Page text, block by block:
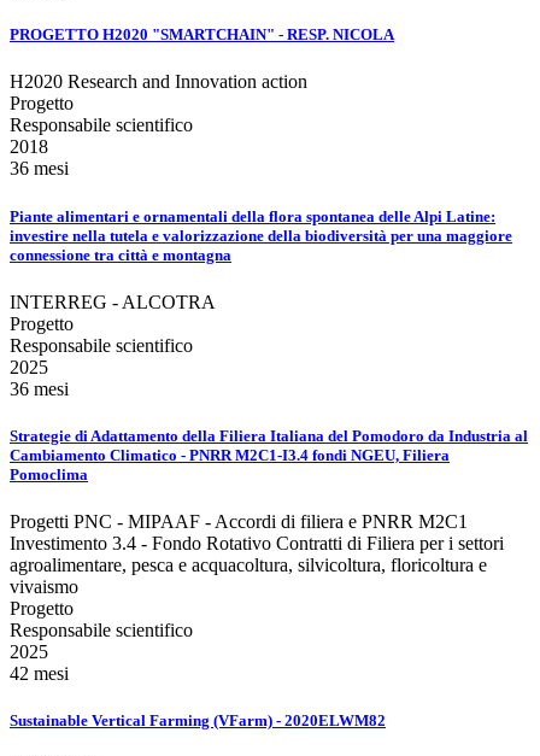
PROGETTO H2020 "SMARTCHAIN" - RESP. NICOLA
H2020 Research and Innovation action
Progetto
Responsabile scientifico
2018
36 mesi
Piante alimentari e ornamentali della flora spontanea delle Alpi Latine:
investire nella tutela e valorizzazione della biodiversità per una maggiore
connessione tra città e montagna
INTERREG - ALCOTRA
Progetto
Responsabile scientifico
2025
36 mesi
Strategie di Adattamento della Filiera Italiana del Pomodoro da Industria al
Cambiamento Climatico - PNRR M2C1-I3.4 fondi NGEU, Filiera
Pomoclima
Progetti PNC - MIPAAF - Accordi di filiera e PNRR M2C1
Investimento 3.4 - Fondo Rotativo Contratti di Filiera per i settori
agroalimentare, pesca e acquacoltura, silvicoltura, floricoltura e
vivaismo
Progetto
Responsabile scientifico
2025
42 mesi
Sustainable Vertical Farming (VFarm) - 2020ELWM82